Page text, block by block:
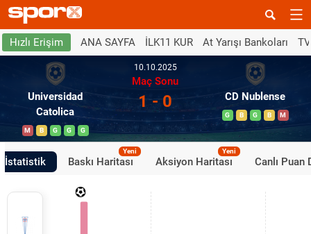
Hızlı Erişim ANA SAYFA İLK11 KUR At Yarışı Bankoları
Universidad
Catolica
M B G G G
10.10.2025
Maç Sonu
1 - 0 CD Nublense
G B G B M
İstatistik Baskı Haritası
Yeni
Aksiyon Haritası
Yeni
Canlı Puan